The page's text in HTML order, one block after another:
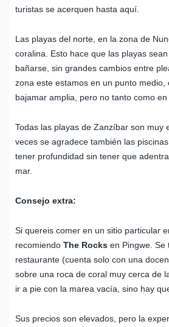
turistas se acerquen hasta aquí.
Las playas del norte, en la zona de
coralina. Esto hace que las playas
bañarse, sin grandes cambios entre
zona este estamos en un punto medio,
bajamar amplia, pero no tanto como en
Todas las playas de Zanzíbar son muy
veces se agradece también las
tener profundidad sin tener que
mar.
Consejo extra:
Si quereis comer en un sitio particular
recomiendo The Rocks en Pingwe. Se
restaurante (cuenta solo con una
sobre una roca de coral muy cerca de
ir a pie con la marea vacía, sino hay
Sus precios son elevados, pero la